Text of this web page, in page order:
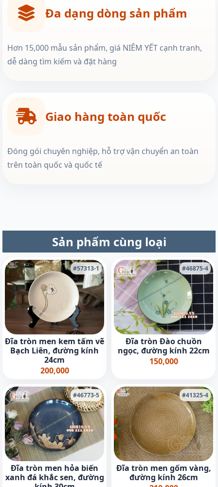
Đa dạng dòng sản phẩm
Hơn 15,000 mẫu sản phẩm, giá NIÊM YẾT cạnh tranh,
dễ dàng tìm kiếm và đặt hàng
Giao hàng toàn quốc
Đóng gói chuyên nghiệp, hỗ trợ vận chuyển an toàn
trên toàn quốc và quốc tế
Sản phẩm cùng loại
#57313-1
Đĩa tròn men kem tấm vẽ
Bạch Liên, đường kính
24cm
200,000
#46875-4
Đĩa tròn Đào chuồn
ngọc, đường kính 22cm
150,000
#46773-5
Đĩa tròn men hỏa biến
xanh đá khắc sen, đường
#41325-4
Đĩa tròn men gốm vàng,
đường kính 26cm